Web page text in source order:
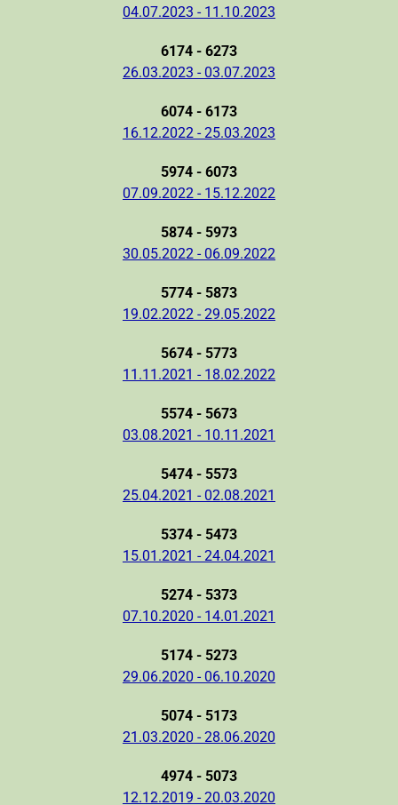
04.07.2023 - 11.10.2023
6174 - 6273
26.03.2023 - 03.07.2023
6074 - 6173
16.12.2022 - 25.03.2023
5974 - 6073
07.09.2022 - 15.12.2022
5874 - 5973
30.05.2022 - 06.09.2022
5774 - 5873
19.02.2022 - 29.05.2022
5674 - 5773
11.11.2021 - 18.02.2022
5574 - 5673
03.08.2021 - 10.11.2021
5474 - 5573
25.04.2021 - 02.08.2021
5374 - 5473
15.01.2021 - 24.04.2021
5274 - 5373
07.10.2020 - 14.01.2021
5174 - 5273
29.06.2020 - 06.10.2020
5074 - 5173
21.03.2020 - 28.06.2020
4974 - 5073
12.12.2019 - 20.03.2020